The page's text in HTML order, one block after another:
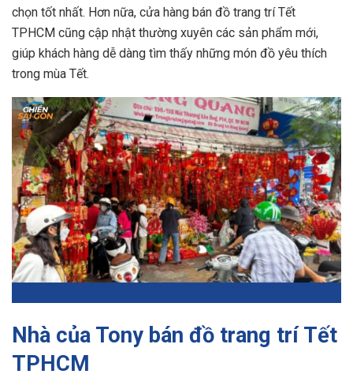
chọn tốt nhất. Hơn nữa, cửa hàng bán đồ trang trí Tết
TPHCM cũng cập nhật thường xuyên các sản phẩm mới,
giúp khách hàng dễ dàng tìm thấy những món đồ yêu thích
trong mùa Tết.
Nhà của Tony bán đồ trang trí Tết
TPHCM